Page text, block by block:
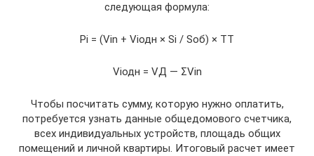
следующая формула:
Pi = (Vin + Viодн × Si / Sоб) × TТ
Viодн = VД — ΣVin
Чтобы посчитать сумму, которую нужно оплатить,
потребуется узнать данные общедомового счетчика,
всех индивидуальных устройств, площадь общих
помещений и личной квартиры. Итоговый расчет имеет